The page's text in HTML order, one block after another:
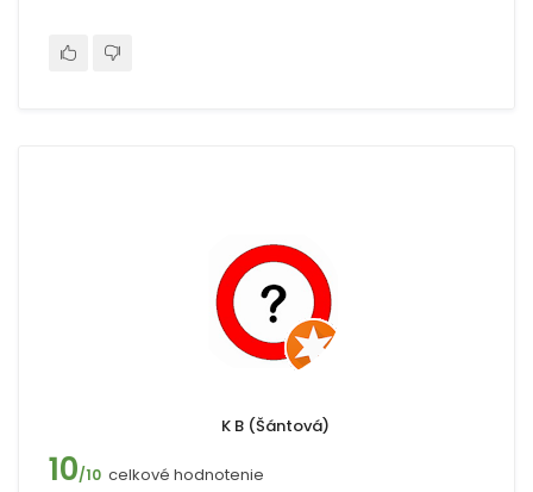
K B (Šántová)
10/10 celkové hodnotenie